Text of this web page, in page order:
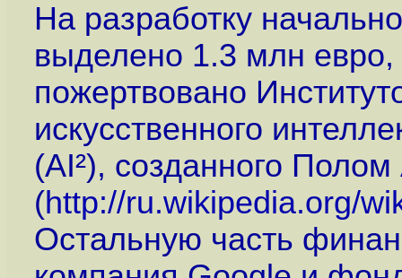
На разработку
выделено 1.3 млн евро,
пожертвовано
искусственного
(AI²), созданного
(http://ru.wikipedia.org/
Остальную часть